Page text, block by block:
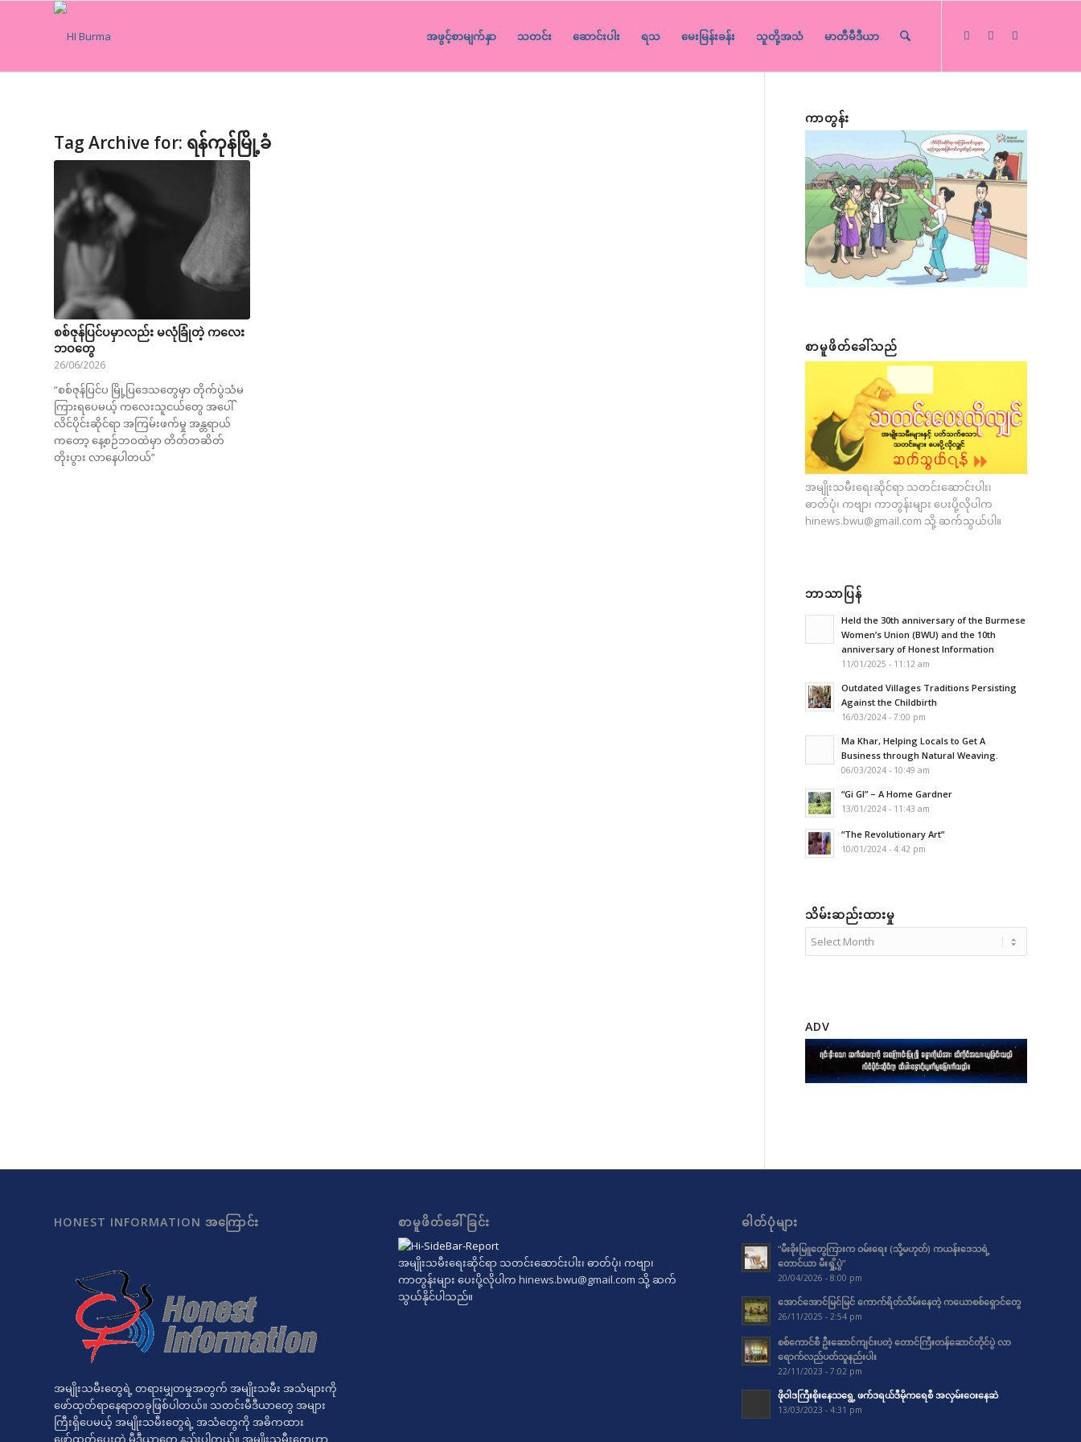
အဖွင့်စာမျက်နှာ သတင်း ဆောင်းပါး ရသ မေးမြန်းခန်း သူတို့အသံ မာတီမီဒီယာ
Tag Archive for: ရန်ကုန်မြို့ခံ
စစ်ဇုန်ပြင်ပမှာလည်း မလုံခြုံတဲ့ ကလေး
ဘဝတွေ
26/06/2026
“စစ်ဇုန်ပြင်ပ မြို့ပြဒေသတွေမှာ တိုက်ပွဲသံမ
ကြားရပေမယ့် ကလေးသူငယ်တွေ အပေါ်
လိင်ပိုင်းဆိုင်ရာ အကြမ်းဖက်မှု အန္တရာယ်
ကတော့ နေ့စဉ်ဘဝထဲမှာ တိတ်တဆိတ်
တိုးပွား လာနေပါတယ်”
ကာတွန်း
စာမူဖိတ်ခေါ်သည်
အမျိုးသမီးရေးဆိုင်ရာ သတင်းဆောင်းပါး၊
ဓာတ်ပုံ၊ ကဗျာ၊ ကာတွန်းများ ပေးပို့လိုပါက
hinews.bwu@gmail.com သို့ ဆက်သွယ်ပါ။
ဘာသာပြန်
Held the 30th anniversary of the Burmese
Women’s Union (BWU) and the 10th
anniversary of Honest Information
11/01/2025 - 11:12 am
Outdated Villages Traditions Persisting
Against the Childbirth
16/03/2024 - 7:00 pm
Ma Khar, Helping Locals to Get A
Business through Natural Weaving.
06/03/2024 - 10:49 am
“Gi GI” – A Home Gardner
13/01/2024 - 11:43 am
“The Revolutionary Art”
10/01/2024 - 4:42 pm
သိမ်းဆည်းထားမှု
ADV
HONEST INFORMATION အကြောင်း
အမျိုးသမီးတွေရဲ့ တရားမျှတမှုအတွက် အမျိုးသမီး အသံများကို
ဖော်ထုတ်ရာနေရာတခုဖြစ်ပါတယ်။ သတင်းမီဒီယာတွေ အများ
ကြီးရှိပေမယ့် အမျိုးသမီးတွေရဲ့ အသံတွေကို အဓိကထား
ဖော်ထုတ်ပေးတဲ့ မီဒီယာတွေ နည်းပါတယ်။ အမျိုးသမီးတွေဟာ
စာမူဖိတ်ခေါ်ခြင်း
အမျိုးသမီးရေးဆိုင်ရာ သတင်းဆောင်းပါး၊ ဓာတ်ပုံ၊ ကဗျာ၊
ကာတွန်းများ ပေးပို့လိုပါက hinews.bwu@gmail.com သို့ ဆက်
သွယ်နိုင်ပါသည်။
ဓါတ်ပုံများ
“မီးခိုးမြူတွေကြားက ဝမ်းရေး (သို့မဟုတ်) ကယန်းဒေသရဲ့
တောင်ယာ မီးရှို့ပွဲ”
20/04/2026 - 8:00 pm
အောင်အောင်မြင်မြင် ကောက်ရိတ်သိမ်းနေတဲ့ ကယောစစ်ရှောင်တွေ
26/11/2025 - 2:54 pm
စစ်ကောင်စီ ဦးဆောင်ကျင်းပတဲ့ တောင်ကြီးတန်ဆောင်တိုင်ပွဲ လာ
ရောက်လည်ပတ်သူနည်းပါး
22/11/2023 - 7:02 pm
ဖိုဝါဒကြီးစိုးနေသရွေ့ ဖက်ဒရယ်ဒီမိုကရေစီ အလှမ်းဝေးနေဆဲ
13/03/2023 - 4:31 pm